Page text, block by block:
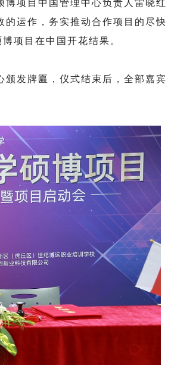
运作，务实推动合作项目的尽快
项目在中国开花结果。
发牌匾，仪式结束后，全部嘉宾